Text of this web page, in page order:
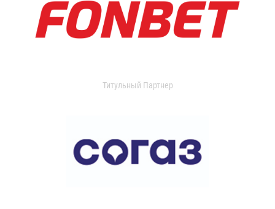
Титульный Партнер